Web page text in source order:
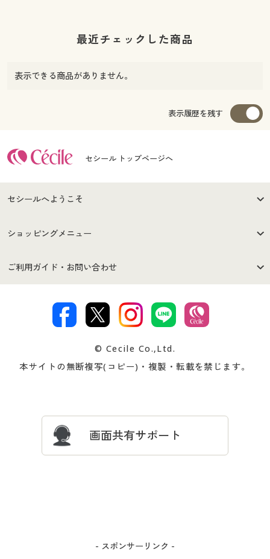
最近チェックした商品
表示できる商品がありません。
表示履歴を残す
セシール トップページへ
セシールへようこそ
はじめての方へ
セシールご利用規約
著作権・商標について 会社案内
ショッピングメニュー
商品カテゴリ
プレゼント＆キャンペーン サイトマップ
ご利用ガイド・お問い合わせ
交換・返品は お支払は
ついて
忘れの場合
© Cecile Co.,Ltd.
本サイトの無断複写(コピー)・複製・転載を禁じます。
画面共有サポート
- スポンサーリンク -